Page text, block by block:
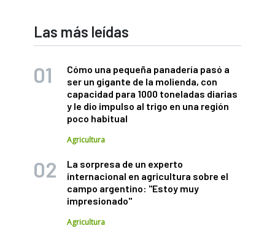
Las más leídas
Cómo una pequeña panadería pasó a
ser un gigante de la molienda, con
capacidad para 1000 toneladas diarias
y le dio impulso al trigo en una región
poco habitual
Agricultura
La sorpresa de un experto
internacional en agricultura sobre el
campo argentino: "Estoy muy
impresionado"
Agricultura